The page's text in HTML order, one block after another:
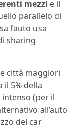
mezzi e il
parallelo di
l’auto usa
sharing
città maggiori
il 5% della
(per il
all’auto
del car